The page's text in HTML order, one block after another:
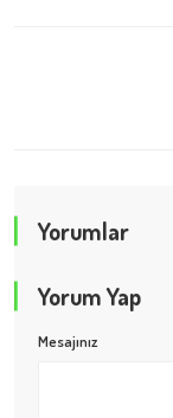
Yorumlar
Yorum Yap
Mesajınız